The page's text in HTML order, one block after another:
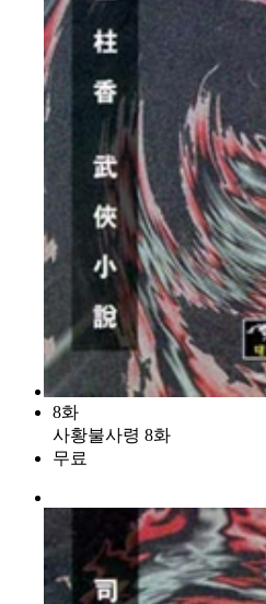
8화
사황불사령 8화
무료